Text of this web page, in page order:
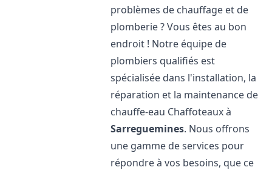
problèmes de chauffage et de
plomberie ? Vous êtes au bon
endroit ! Notre équipe de
plombiers qualifiés est
spécialisée dans l'installation, la
réparation et la maintenance de
chauffe-eau Chaffoteaux à
Sarreguemines. Nous offrons
une gamme de services pour
répondre à vos besoins, que ce